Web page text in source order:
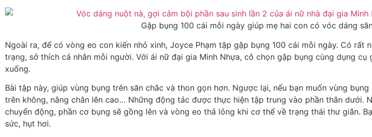
Gập bụng 100 cái mỗi ngày giúp mẹ hai con có vóc dáng
Ngoài ra, để có vòng eo con kiến nhỏ xinh, Joyce Phạm tập gập bụng 100 cái mỗi ngày. Có rất
trạng, sở thích cá nhân mỗi người. Với ái nữ đại gia Minh Nhựa, cô chọn gập bụng cùng dụng
xuống.
Bài tập này, giúp vùng bụng trên săn chắc và thon gọn hơn. Ngược lại, nếu bạn muốn vùng
trên không, nâng chân lên cao… Những động tác được thực hiện tập trung vào phần thân dưới.
chuyển động, phần cơ bụng sẽ gồng lên và vòng eo thả lỏng khi cơ thể về trạng thái thư giãn.
sức, hụt hơi.